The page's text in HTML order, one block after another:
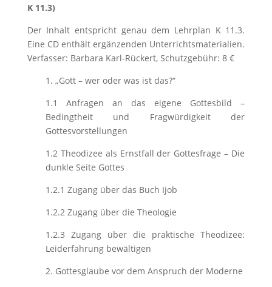
K 11.3)
Der Inhalt entspricht genau dem Lehrplan K 11.3.
Eine CD enthält ergänzenden Unterrichtsmaterialien.
Verfasser: Barbara Karl-Rückert, Schutzgebühr: 8 €
1. „Gott – wer oder was ist das?“
1.1 Anfragen an das eigene Gottesbild –
Bedingtheit und Fragwürdigkeit der
Gottesvorstellungen
1.2 Theodizee als Ernstfall der Gottesfrage – Die
dunkle Seite Gottes
1.2.1 Zugang über das Buch Ijob
1.2.2 Zugang über die Theologie
1.2.3 Zugang über die praktische Theodizee:
Leiderfahrung bewältigen
2. Gottesglaube vor dem Anspruch der Moderne